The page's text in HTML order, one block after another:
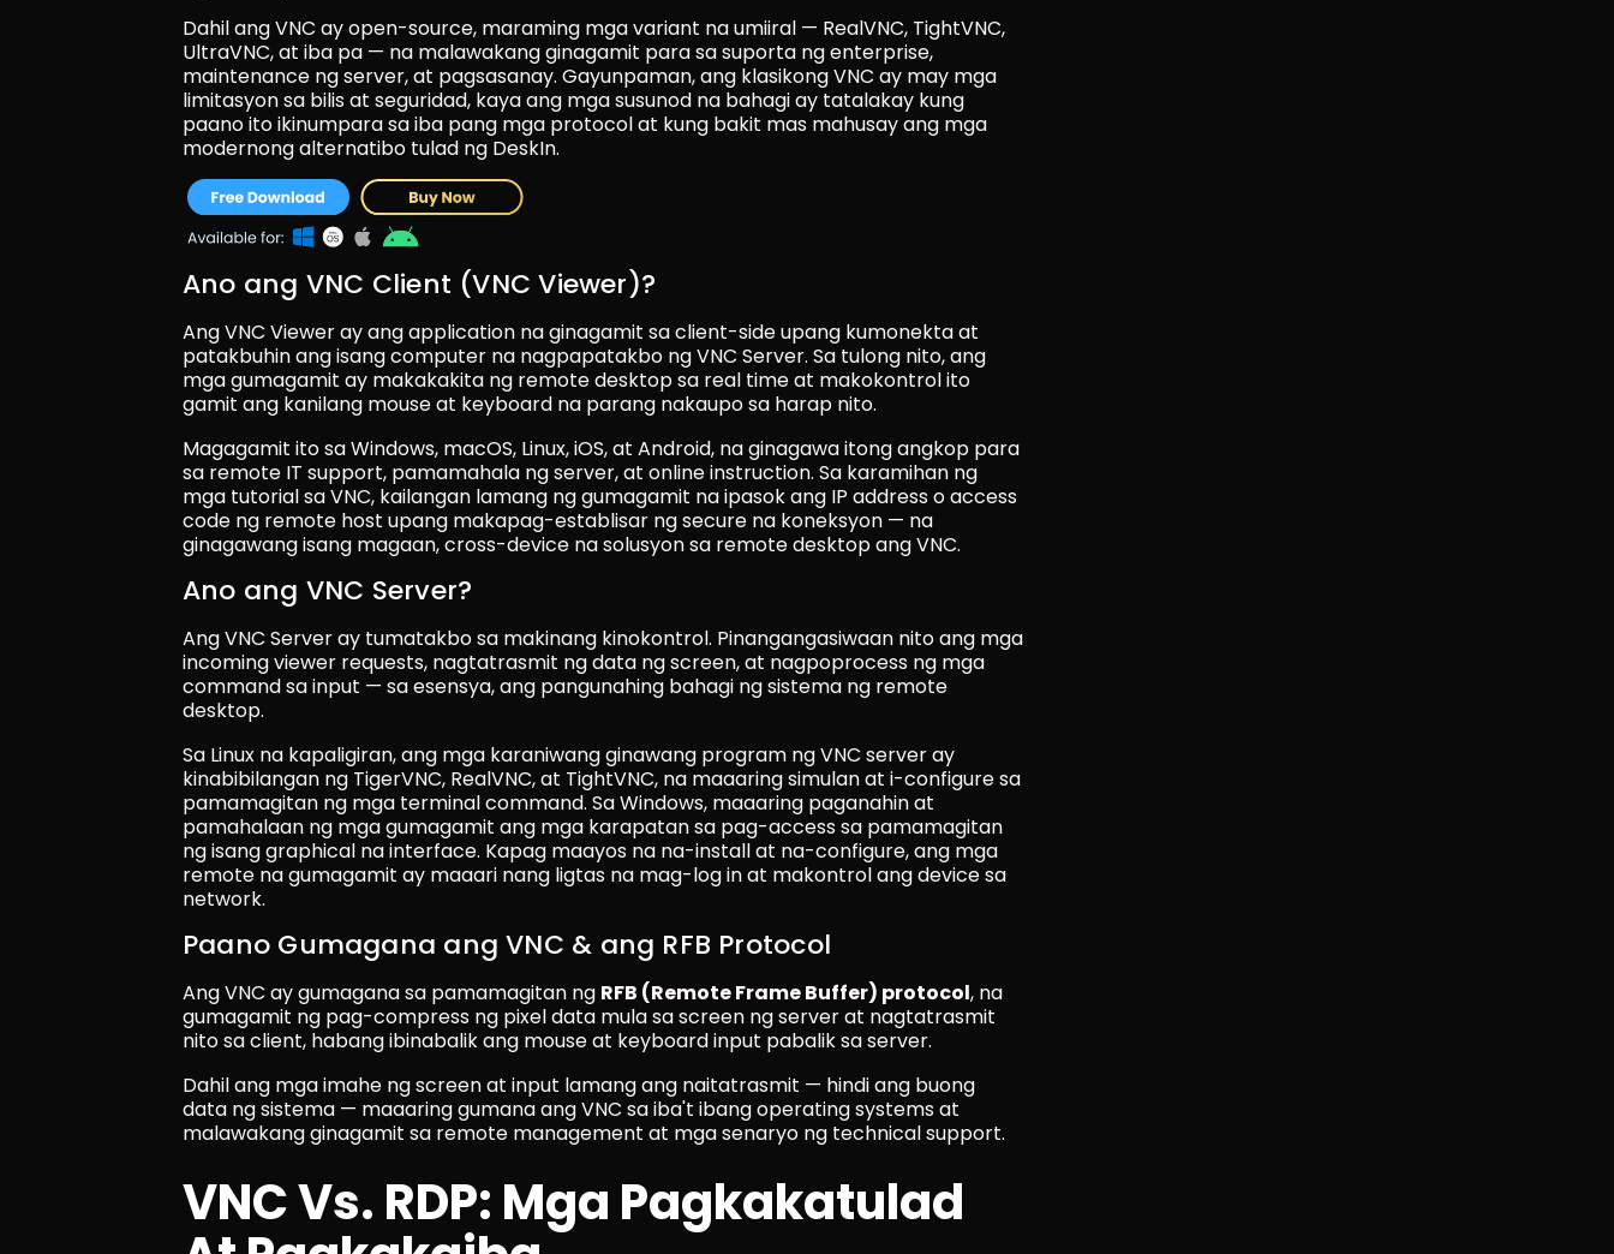
Dahil ang VNC ay open-source, maraming mga variant na umiiral — RealVNC, TightVNC,
UltraVNC, at iba pa — na malawakang ginagamit para sa suporta ng enterprise,
maintenance ng server, at pagsasanay. Gayunpaman, ang klasikong VNC ay may mga
limitasyon sa bilis at seguridad, kaya ang mga susunod na bahagi ay tatalakay kung
paano ito ikinumpara sa iba pang mga protocol at kung bakit mas mahusay ang mga
modernong alternatibo tulad ng DeskIn.
Ano ang VNC Client (VNC Viewer)?
Ang VNC Viewer ay ang application na ginagamit sa client-side upang kumonekta at
patakbuhin ang isang computer na nagpapatakbo ng VNC Server. Sa tulong nito, ang
mga gumagamit ay makakakita ng remote desktop sa real time at makokontrol ito
gamit ang kanilang mouse at keyboard na parang nakaupo sa harap nito.
Magagamit ito sa Windows, macOS, Linux, iOS, at Android, na ginagawa itong angkop para
sa remote IT support, pamamahala ng server, at online instruction. Sa karamihan ng
mga tutorial sa VNC, kailangan lamang ng gumagamit na ipasok ang IP address o access
code ng remote host upang makapag-establisar ng secure na koneksyon — na
ginagawang isang magaan, cross-device na solusyon sa remote desktop ang VNC.
Ano ang VNC Server?
Ang VNC Server ay tumatakbo sa makinang kinokontrol. Pinangangasiwaan nito ang mga
incoming viewer requests, nagtatrasmit ng data ng screen, at nagpoprocess ng mga
command sa input — sa esensya, ang pangunahing bahagi ng sistema ng remote
desktop.
Sa Linux na kapaligiran, ang mga karaniwang ginawang program ng VNC server ay
kinabibilangan ng TigerVNC, RealVNC, at TightVNC, na maaaring simulan at i-configure sa
pamamagitan ng mga terminal command. Sa Windows, maaaring paganahin at
pamahalaan ng mga gumagamit ang mga karapatan sa pag-access sa pamamagitan
ng isang graphical na interface. Kapag maayos na na-install at na-configure, ang mga
remote na gumagamit ay maaari nang ligtas na mag-log in at makontrol ang device sa
network.
Paano Gumagana ang VNC & ang RFB Protocol
Ang VNC ay gumagana sa pamamagitan ng RFB (Remote Frame Buffer) protocol, na
gumagamit ng pag-compress ng pixel data mula sa screen ng server at nagtatrasmit
nito sa client, habang ibinabalik ang mouse at keyboard input pabalik sa server.
Dahil ang mga imahe ng screen at input lamang ang naitatrasmit — hindi ang buong
data ng sistema — maaaring gumana ang VNC sa iba't ibang operating systems at
malawakang ginagamit sa remote management at mga senaryo ng technical support.
VNC Vs. RDP: Mga Pagkakatulad